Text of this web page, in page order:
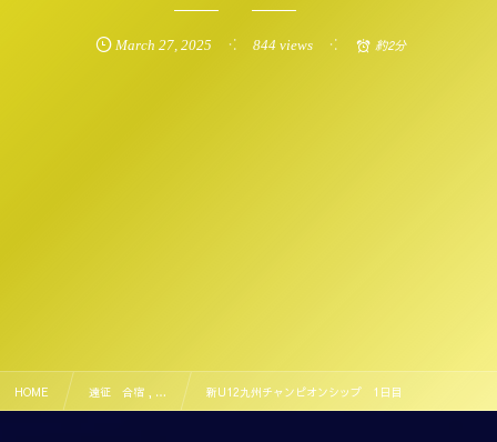
March 27 ,2025 844 views 約2分
HOME 遠征 合宿 , … 新U12九州チャンピオンシップ 1日目